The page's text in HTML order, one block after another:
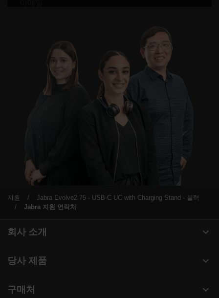
지원
Jabra Evolve2 75 - USB-C UC with Charging Stand - 블랙
Jabra 지원 연락처
expand_more
회사 소개
의 지속 가능성
expand_more
당사 제품
expand_more
구매처